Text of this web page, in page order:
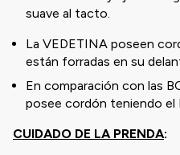
suave al tacto.
La VEDETINA poseen
están forradas en su
En comparación con las
posee cordón teniendo el
CUIDADO DE LA PRENDA: